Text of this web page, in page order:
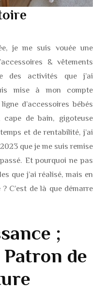
je me suis vouée une
& vêtements
des activités que j’ai
mise à mon compte
d’accessoires bébés
de bain, gigoteuse
et de rentabilité, j’ai
que je me suis remise
Et pourquoi ne pas
que j’ai réalisé, mais en
C’est de là que démarre
;
de